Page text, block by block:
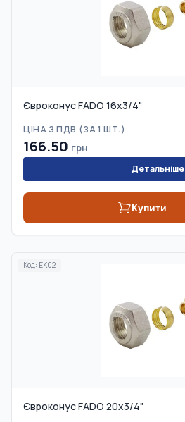
Євроконус FADO 16x3/4"
ЦІНА З ПДВ (ЗА 1 ШТ.)
166.50 грн
Детальніше
Купити
Код: EK02
Євроконус FADO 20х3/4"